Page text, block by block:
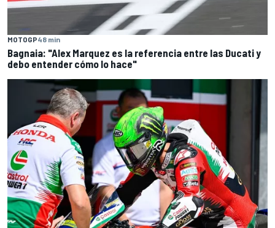
MOTOGP48 min
Bagnaia: "Alex Marquez es la referencia entre las Ducati y
debo entender cómo lo hace"